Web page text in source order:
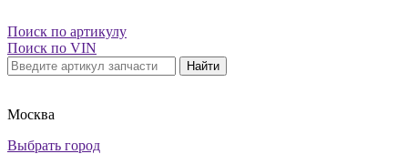
Поиск по артикулу
Поиск по VIN
Найти
Москва
Выбрать город